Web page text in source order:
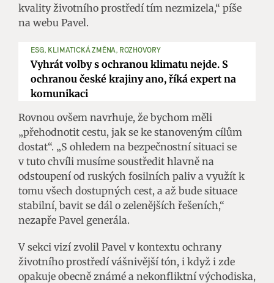
kvality životního prostředí tím nezmizela,“ píše
na webu Pavel.
ESG, KLIMATICKÁ ZMĚNA, ROZHOVORY
Vyhrát volby s ochranou klimatu nejde. S
ochranou české krajiny ano, říká expert na
komunikaci
Rovnou ovšem navrhuje, že bychom měli
„přehodnotit cestu, jak se ke stanoveným cílům
dostat“. „S ohledem na bezpečnostní situaci se
v tuto chvíli musíme soustředit hlavně na
odstoupení od ruských fosilních paliv a využít k
tomu všech dostupných cest, a až bude situace
stabilní, bavit se dál o zelenějších řešeních,“
nezapře Pavel generála.
V sekci vizí zvolil Pavel v kontextu ochrany
životního prostředí vášnivější tón, i když i zde
opakuje obecně známé a nekonfliktní východiska,